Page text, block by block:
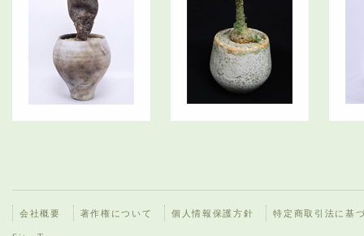
会社概要 著作権について 個人情報保護方針 特定商取引法に基